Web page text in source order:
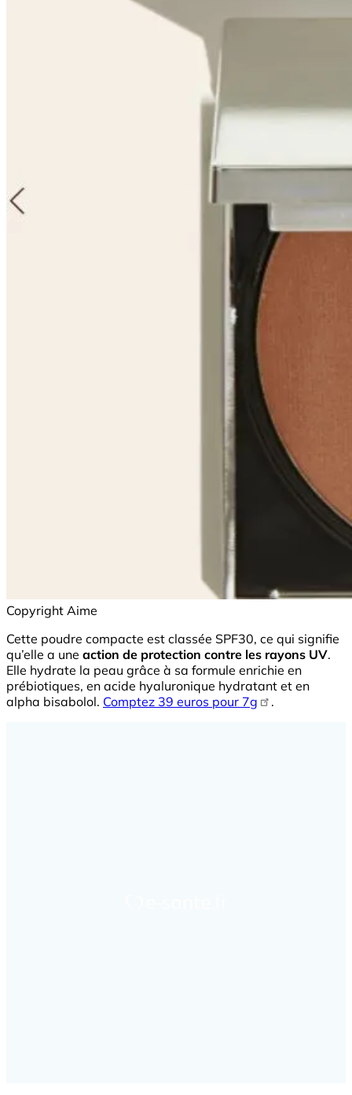
Copyright Aime
Cette poudre compacte est classée SPF30, ce qui signifie
qu’elle a une action de protection contre les rayons UV.
Elle hydrate la peau grâce à sa formule enrichie en
prébiotiques, en acide hyaluronique hydratant et en
alpha bisabolol. Comptez 39 euros pour 7g .